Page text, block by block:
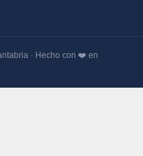
· Hecho con ❤️ en